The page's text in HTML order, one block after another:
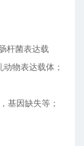
杆菌表达载
物表达载体；
基因缺失等；